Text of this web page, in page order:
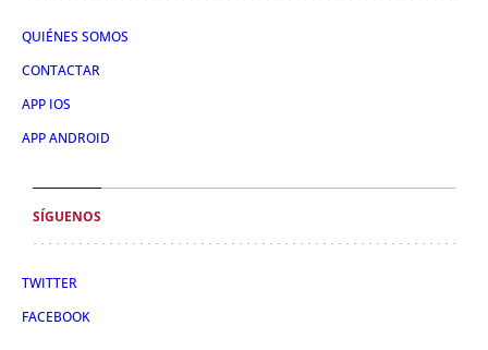
QUIÉNES SOMOS
CONTACTAR
APP IOS
APP ANDROID
SÍGUENOS
TWITTER
FACEBOOK